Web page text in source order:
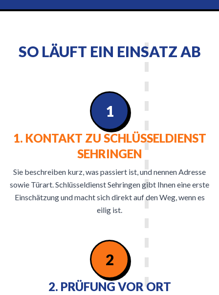
SO LÄUFT EIN EINSATZ AB
1. KONTAKT ZU SCHLÜSSELDIENST
SEHRINGEN
Sie beschreiben kurz, was passiert ist, und nennen Adresse
sowie Türart. Schlüsseldienst Sehringen gibt Ihnen eine erste
Einschätzung und macht sich direkt auf den Weg, wenn es
eilig ist.
1
2
2. PRÜFUNG VOR ORT